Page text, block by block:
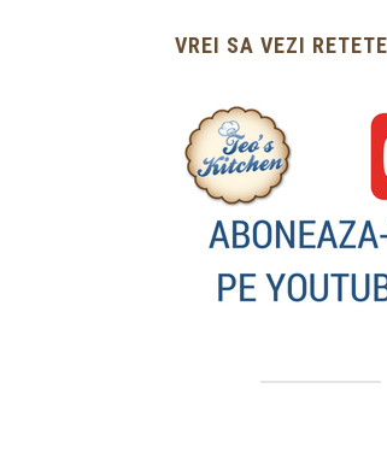
VREI SA VEZI